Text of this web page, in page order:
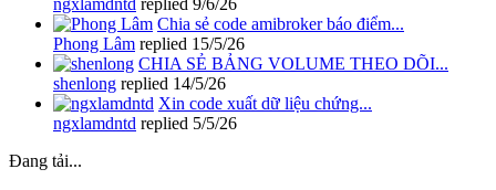
ngxlamdntd replied 9/6/26
Chia sẻ code amibroker báo điểm...
Phong Lâm replied 15/5/26
CHIA SẺ BẢNG VOLUME THEO DÕI...
shenlong replied 14/5/26
Xin code xuất dữ liệu chứng...
ngxlamdntd replied 5/5/26
Đang tải...